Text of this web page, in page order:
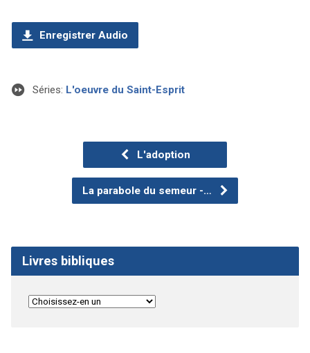
Enregistrer Audio
Séries: L'oeuvre du Saint-Esprit
L'adoption
La parabole du semeur -…
Livres bibliques